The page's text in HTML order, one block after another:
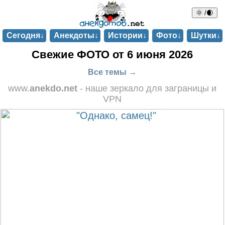
🌞 /🌒
Сегодня↓ Анекдоты↓ Истории↓ Фото↓ Шутки↓
Свежие ФОТО от 6 июня 2026
Все темы →
www.anekdo.net - наше зеркало для заграницы и
VPN